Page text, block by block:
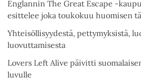
Englannin The Great Escape -
esittelee joka toukokuu huomisen
Yhteisöllisyydestä, pettymyksistä,
luovuttamisesta
Lovers Left Alive päivitti
luvulle